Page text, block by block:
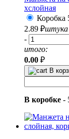
хслойная
Коробка
2.89 ₽штука
-
итого:
0.00 ₽
В
В коробке -